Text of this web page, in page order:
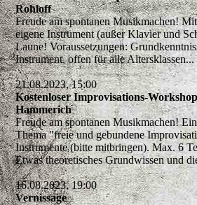
Rohloff
Freude am spontanen Musikmachen!
eigene Instrument (außer Klavier und
Laune! Voraussetzungen:
Instrument, offen für alle
21.08.2023, 15:00
Kostenloser Improvisations-
Hammerich
Freude am spontanen Musikmachen!
Thema "freie und gebundene
Instrumente (bitte mitbringen). Max. 6
Etwas theoretisches Grundwissen und
16.08.2023, 19:00
Vernissage